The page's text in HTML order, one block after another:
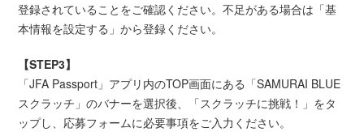
登録されていることをご確認ください。不足がある場合は「基
本情報を設定する」から登録ください。
【STEP3】
「JFA Passport」アプリ内のTOP画面にある「SAMURAI BLUE
スクラッチ」のバナーを選択後、「スクラッチに挑戦！」をタ
ップし、応募フォームに必要事項をご入力ください。